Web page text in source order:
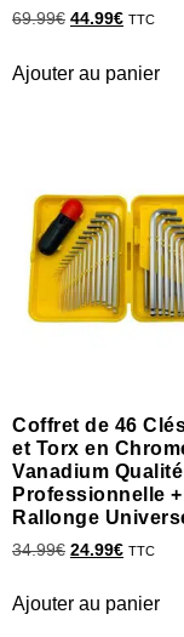
69.99€ 44.99€ TTC
Ajouter au panier
Coffret de 46
et Torx en
Vanadium Qualité
Professionnelle +
Rallonge
34.99€ 24.99€ TTC
Ajouter au panier